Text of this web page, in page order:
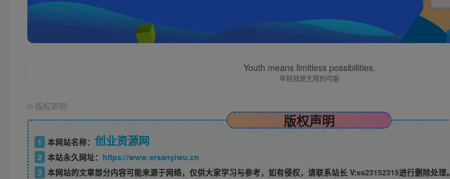
Youth means limitless possibilities.
年轻就是无限的可能
© 版权声明
版权声明
1 本网站名称： 创业资源网
2 本站永久网址： https://www.ersanyiwu.cn
3 本网站的文章部分内容可能来源于网络，仅供大家学习与参考，如有侵权，请联系站长 V:ss23152315进行删除处理。